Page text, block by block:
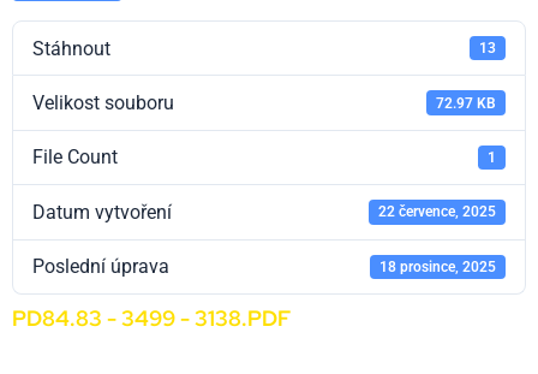
Stáhnout 13
Velikost souboru 72.97 KB
File Count 1
Datum vytvoření 22 července, 2025
Poslední úprava 18 prosince, 2025
PD84.83 - 3499 - 3138.PDF